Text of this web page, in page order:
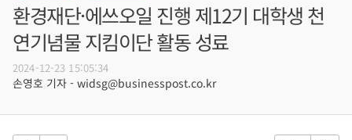
환경재단·에쓰오일 진행 제12기 대학생 천
연기념물 지킴이단 활동 성료
2024-12-23 15:05:34
손영호 기자 - widsg@businesspost.co.kr